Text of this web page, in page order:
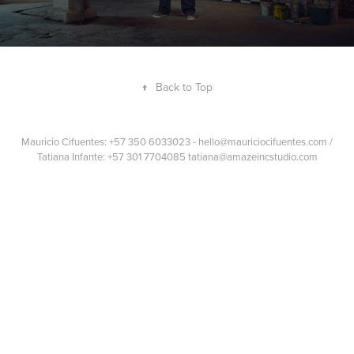
↑ Back to Top
Mauricio Cifuentes: +57 350 6033023 - hello@mauriciocifuentes.com /
Tatiana Infante: +57 301 7704085 tatiana@amazeincstudio.com